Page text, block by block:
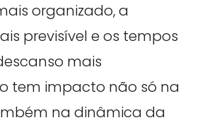
organizado, a
previsível e os tempos
mais
tem impacto não só na
na dinâmica da